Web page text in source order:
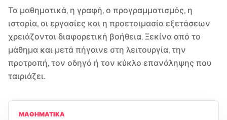
Τα μαθηματικά, η γραφή, ο προγραμματισμός, η
ιστορία, οι εργασίες και η προετοιμασία εξετάσεων
χρειάζονται διαφορετική βοήθεια. Ξεκίνα από το
μάθημα και μετά πήγαινε στη λειτουργία, την
προτροπή, τον οδηγό ή τον κύκλο επανάληψης που
ταιριάζει.
ΜΑΘΗΜΑΤΙΚΆ